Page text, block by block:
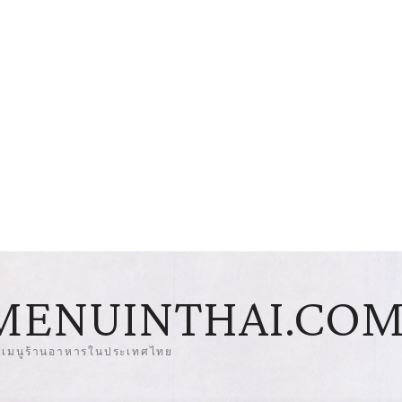
มนูร้านอาหารในประเทศไทย